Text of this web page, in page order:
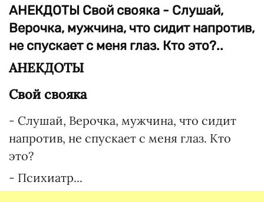
АНЕКДОТЫ Свой свояка - Слушай,
Верочка, мужчина, что сидит напротив,
не спускает с меня глаз. Кто это?..
АНЕКДОТЫ
Свой свояка
- Слушай, Верочка, мужчина, что сидит
напротив, не спускает с меня глаз. Кто
это?
- Психиатр...